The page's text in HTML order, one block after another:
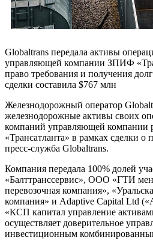
Globaltrans передала активы
управляющей компании ЗПИФ
право требования и получения
сделки составила $767 млн
Железнодорожный оператор
железнодорожные активы своих
компаний управляющей компании
«Трансатланта» в рамках сделки
пресс-служба Globaltrans.
Компания передала 100% долей
«Балттранссервис», ООО «ГТИ
перевозочная компания»,
компания» и Adaptive Capital Ltd
«КСП капитал управление
осуществляет доверительное
инвестиционным